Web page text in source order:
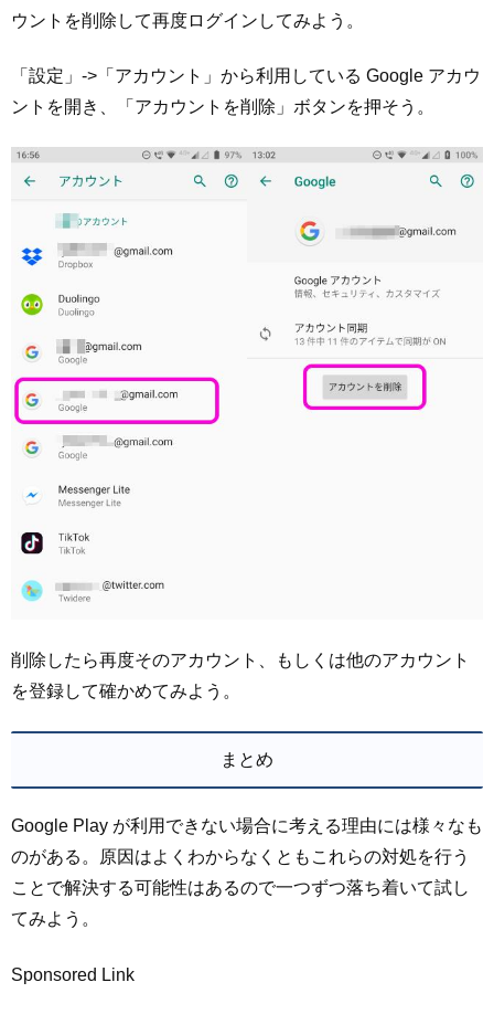
ウントを削除して再度ログインしてみよう。
「設定」->「アカウント」から利用している Google アカウ
ントを開き、「アカウントを削除」ボタンを押そう。
削除したら再度そのアカウント、もしくは他のアカウント
を登録して確かめてみよう。
まとめ
Google Play が利用できない場合に考える理由には様々なも
のがある。原因はよくわからなくともこれらの対処を行う
ことで解決する可能性はあるので一つずつ落ち着いて試し
てみよう。
Sponsored Link